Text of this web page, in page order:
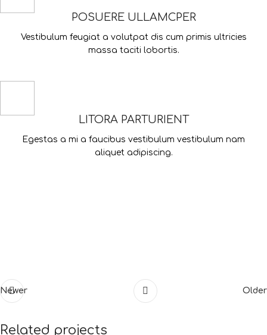
POSUERE ULLAMCPER
Vestibulum feugiat a volutpat dis cum primis ultricies
massa taciti lobortis.
LITORA PARTURIENT
Egestas a mi a faucibus vestibulum vestibulum nam
aliquet adipiscing.
Newer Older
Related projects